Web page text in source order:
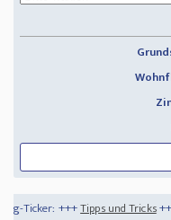
Tipps und Tricks+++Auswandern